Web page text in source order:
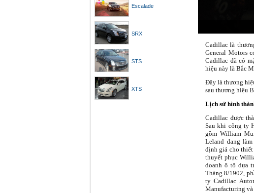
Escalade
SRX
STS
XTS
Cadillac là
General Motors
Cadillac đã có
hiệu này là Bắc
Đây là thương
sau thương hiệu
Lịch sử hình
Cadillac được
Sau khi công ty
gồm William
Leland đang
định giá cho thiết
thuyết phục
doanh ô tô dựa
Tháng 8/1902,
ty Cadillac
Manufacturing